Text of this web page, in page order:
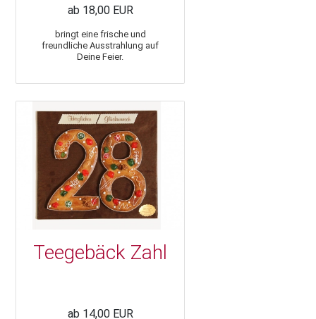
ab 18,00 EUR
bringt eine frische und
freundliche Ausstrahlung auf
Deine Feier.
Teegebäck Zahl
ab 14,00 EUR